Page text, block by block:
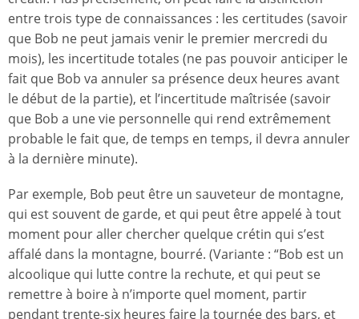
entre trois type de connaissances : les certitudes (savoir
que Bob ne peut jamais venir le premier mercredi du
mois), les incertitude totales (ne pas pouvoir anticiper le
fait que Bob va annuler sa présence deux heures avant
le début de la partie), et l’incertitude maîtrisée (savoir
que Bob a une vie personnelle qui rend extrêmement
probable le fait que, de temps en temps, il devra annuler
à la dernière minute).
Par exemple, Bob peut être un sauveteur de montagne,
qui est souvent de garde, et qui peut être appelé à tout
moment pour aller chercher quelque crétin qui s’est
affalé dans la montagne, bourré. (Variante : “Bob est un
alcoolique qui lutte contre la rechute, et qui peut se
remettre à boire à n’importe quel moment, partir
pendant trente-six heures faire la tournée des bars, et